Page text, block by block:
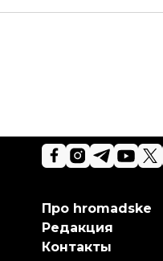
Про hromadske
Редакция
Контакты